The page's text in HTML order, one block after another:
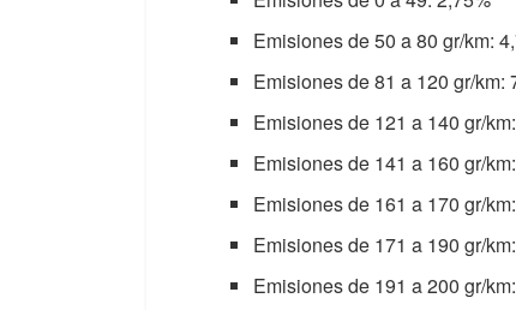
Emisiones de 50 a 80 gr/km:
Emisiones de 81 a 120 gr/km:
Emisiones de 121 a 140 gr/
Emisiones de 141 a 160 gr/
Emisiones de 161 a 170 gr/
Emisiones de 171 a 190 gr/
Emisiones de 191 a 200 gr/